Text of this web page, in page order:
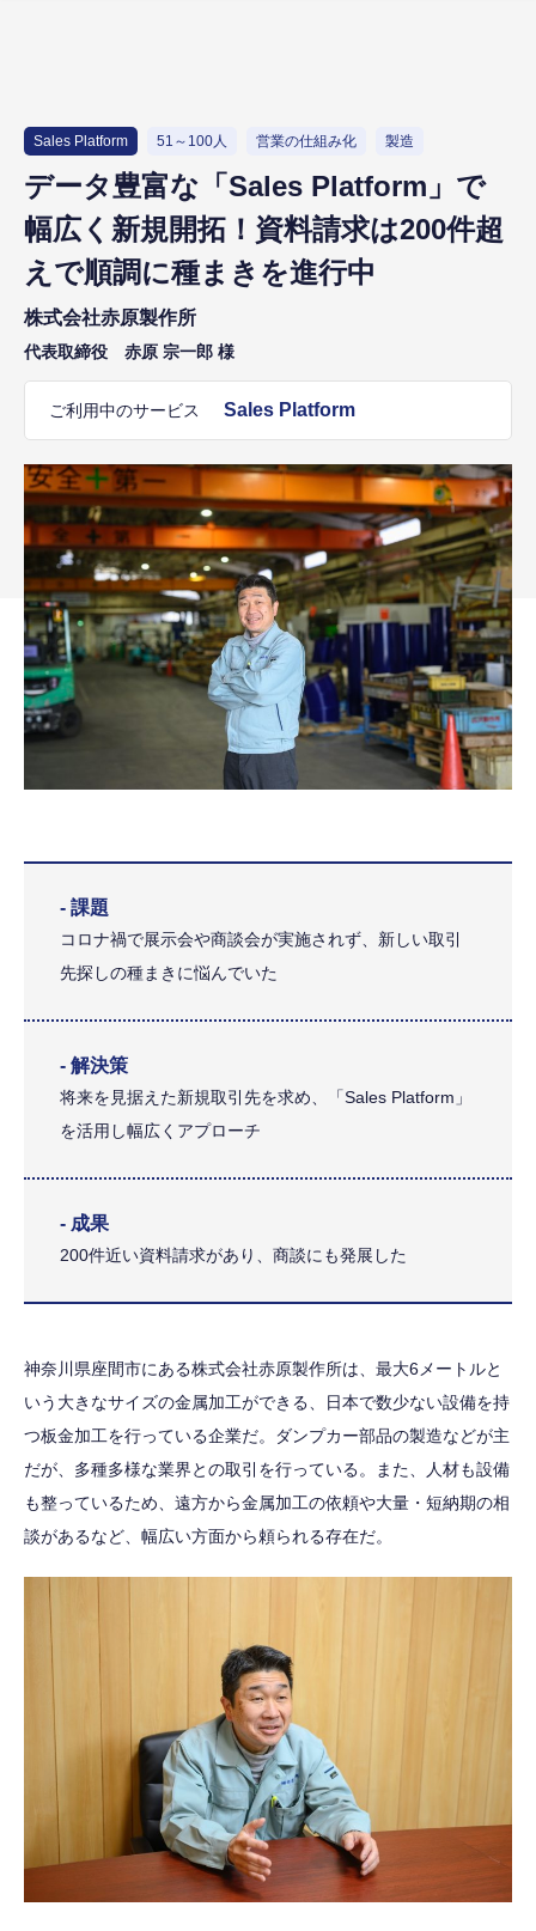
Sales Platform 51～100人 営業の仕組み化 製造
データ豊富な「Sales Platform」で
幅広く新規開拓！資料請求は200件超
えで順調に種まきを進行中
株式会社赤原製作所
代表取締役 赤原 宗一郎 様
ご利用中のサービス Sales Platform
- 課題
コロナ禍で展示会や商談会が実施されず、新しい取引
先探しの種まきに悩んでいた
- 解決策
将来を見据えた新規取引先を求め、「Sales Platform」
を活用し幅広くアプローチ
- 成果
200件近い資料請求があり、商談にも発展した
神奈川県座間市にある株式会社赤原製作所は、最大6メートルと
いう大きなサイズの金属加工ができる、日本で数少ない設備を持
つ板金加工を行っている企業だ。ダンプカー部品の製造などが主
だが、多種多様な業界との取引を行っている。また、人材も設備
も整っているため、遠方から金属加工の依頼や大量・短納期の相
談があるなど、幅広い方面から頼られる存在だ。